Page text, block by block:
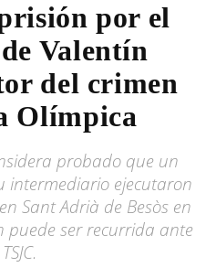
por el
Valentín
del crimen
Olímpica
probado que un
intermediario ejecutaron
Sant Adrià de Besòs en
puede ser recurrida ante